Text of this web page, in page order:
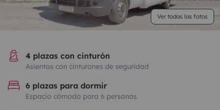
Ver todas las fotos
4 plazas con cinturón
Asientos con cinturones de seguridad
6 plazas para dormir
Espacio cómodo para 6 personas